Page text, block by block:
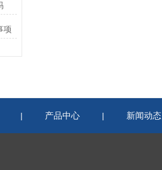
项
| 产品中心 | 新闻动态